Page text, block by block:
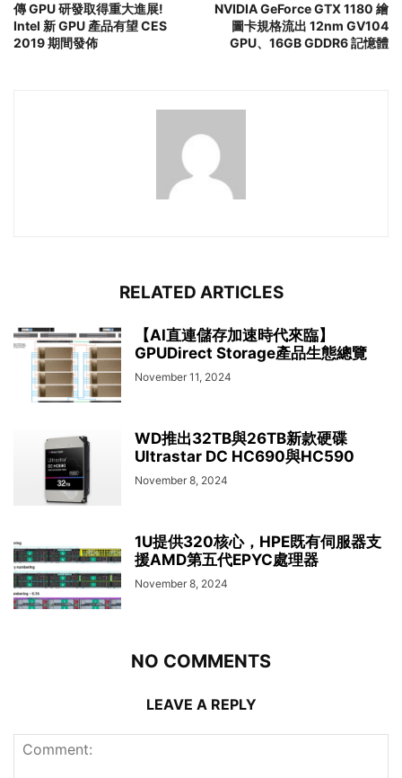
傳 GPU 研發取得重大進展!
Intel 新 GPU 產品有望 CES
2019 期間發佈
NVIDIA GeForce GTX 1180 繪
圖卡規格流出 12nm GV104
GPU、16GB GDDR6 記憶體
RELATED ARTICLES
【AI直連儲存加速時代來臨】
GPUDirect Storage產品生態總覽
November 11, 2024
WD推出32TB與26TB新款硬碟
Ultrastar DC HC690與HC590
November 8, 2024
1U提供320核心，HPE既有伺服器支
援AMD第五代EPYC處理器
November 8, 2024
NO COMMENTS
LEAVE A REPLY